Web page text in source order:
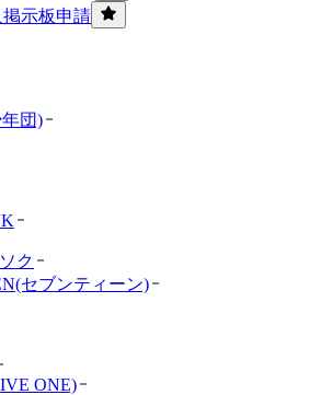
示板申請
団)
ク
セブンティーン)
ONE)